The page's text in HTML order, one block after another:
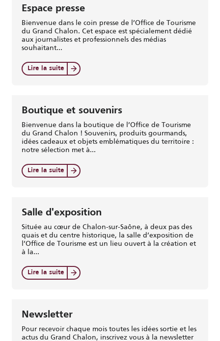
Espace presse
Bienvenue dans le coin presse de l’Office de Tourisme
du Grand Chalon. Cet espace est spécialement dédié
aux journalistes et professionnels des médias
souhaitant...
Lire la suite
Boutique et souvenirs
Bienvenue dans la boutique de l’Office de Tourisme
du Grand Chalon ! Souvenirs, produits gourmands,
idées cadeaux et objets emblématiques du territoire :
notre sélection met à...
Lire la suite
Salle d'exposition
Située au cœur de Chalon-sur-Saône, à deux pas des
quais et du centre historique, la salle d’exposition de
l’Office de Tourisme est un lieu ouvert à la création et
à la...
Lire la suite
Newsletter
Pour recevoir chaque mois toutes les idées sortie et les
actus du Grand Chalon, inscrivez vous à la newsletter